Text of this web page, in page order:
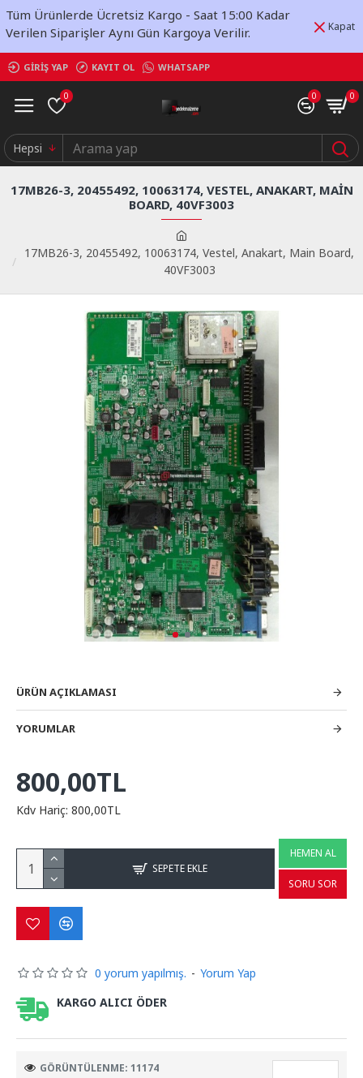
Tüm Ürünlerde Ücretsiz Kargo - Saat 15:00 Kadar
Verilen Siparişler Aynı Gün Kargoya Verilir.
Kapat
GIRIŞ YAP KAYIT OL WHATSAPP
0 0 0
Hepsi
17MB26-3, 20455492, 10063174, Vestel, Anakart, Main Board,
40VF3003
17MB26-3, 20455492, 10063174, VESTEL, ANAKART, MAIN
BOARD, 40VF3003
ÜRÜN AÇIKLAMASI
YORUMLAR
KARGO ALICI ÖDER
GÖRÜNTÜLENME: 11174
0 yorum yapılmış. - Yorum Yap
800,00TL
Kdv Hariç: 800,00TL
SEPETE EKLE
HEMEN AL
SORU SOR